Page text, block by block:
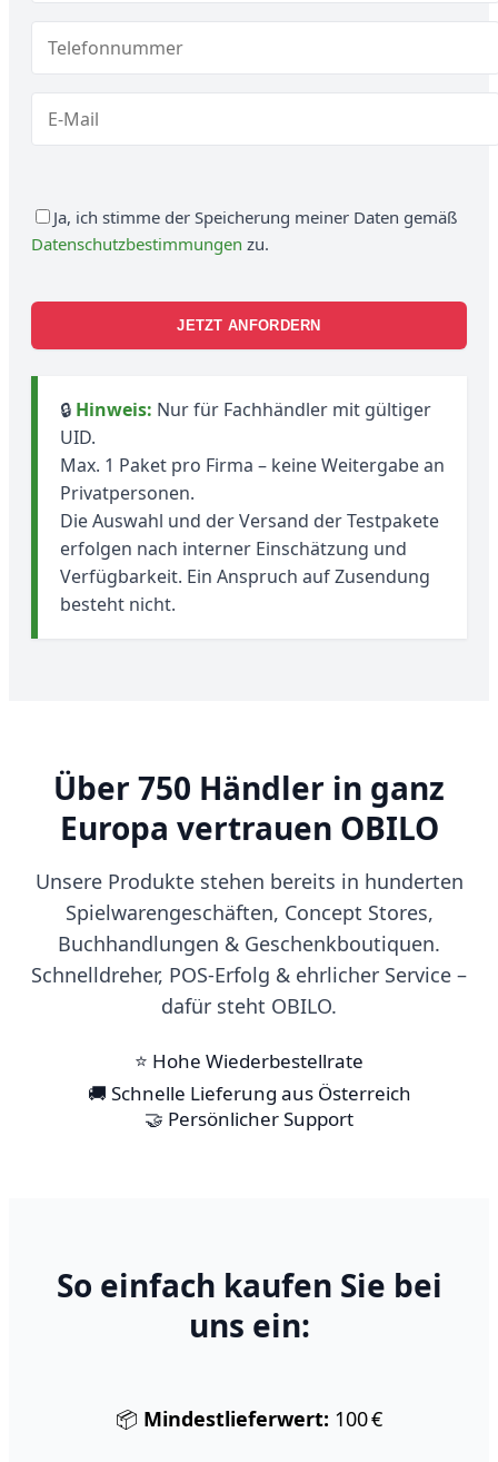
Ja, ich stimme der Speicherung meiner Daten gemäß
Datenschutzbestimmungen zu.
🔒 Hinweis: Nur für Fachhändler mit gültiger
UID.
Max. 1 Paket pro Firma – keine Weitergabe an
Privatpersonen.
Die Auswahl und der Versand der Testpakete
erfolgen nach interner Einschätzung und
Verfügbarkeit. Ein Anspruch auf Zusendung
besteht nicht.
Über 750 Händler in ganz
Europa vertrauen OBILO
Unsere Produkte stehen bereits in hunderten
Spielwarengeschäften, Concept Stores,
Buchhandlungen & Geschenkboutiquen.
Schnelldreher, POS-Erfolg & ehrlicher Service –
dafür steht OBILO.
⭐ Hohe Wiederbestellrate
🚚 Schnelle Lieferung aus Österreich
🤝 Persönlicher Support
So einfach kaufen Sie bei
uns ein:
📦 Mindestlieferwert: 100 €